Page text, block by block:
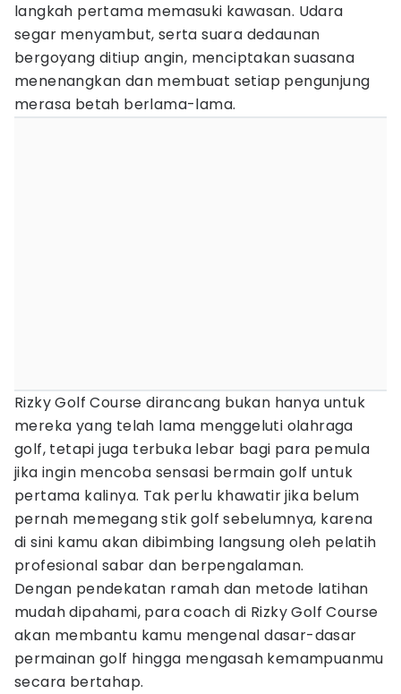
langkah pertama memasuki kawasan. Udara
segar menyambut, serta suara dedaunan
bergoyang ditiup angin, menciptakan suasana
menenangkan dan membuat setiap pengunjung
merasa betah berlama-lama.
Rizky Golf Course dirancang bukan hanya untuk
mereka yang telah lama menggeluti olahraga
golf, tetapi juga terbuka lebar bagi para pemula
jika ingin mencoba sensasi bermain golf untuk
pertama kalinya. Tak perlu khawatir jika belum
pernah memegang stik golf sebelumnya, karena
di sini kamu akan dibimbing langsung oleh pelatih
profesional sabar dan berpengalaman.
Dengan pendekatan ramah dan metode latihan
mudah dipahami, para coach di Rizky Golf Course
akan membantu kamu mengenal dasar-dasar
permainan golf hingga mengasah kemampuanmu
secara bertahap.